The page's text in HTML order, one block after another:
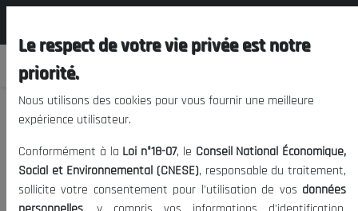
Nous vous prions de nous
excuser, mais l'accès à ce
contenu est restreint.
Le respect de votre vie privée est notre
priorité.
Nous utilisons des cookies pour vous fournir une meilleure
expérience utilisateur.
Conformément à la Loi n°18-07, le Conseil National Économique,
Social et Environnemental (CNESE), responsable du traitement,
sollicite votre consentement pour l'utilisation de vos données